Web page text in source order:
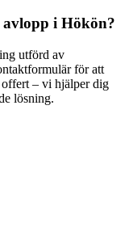
i Hökön?
utförd av
för att
offert – vi hjälper dig
lösning.